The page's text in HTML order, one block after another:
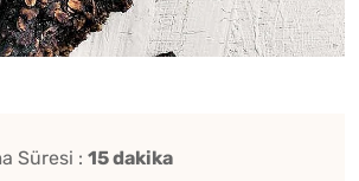
Süresi : 15 dakika